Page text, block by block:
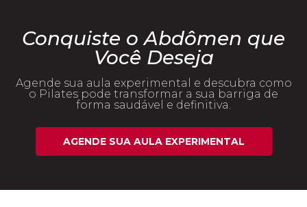
Conquiste o Abdômen que
Você Deseja
Agende sua aula experimental e descubra como
o Pilates pode transformar a sua barriga de
forma saudável e definitiva.
AGENDE SUA AULA EXPERIMENTAL